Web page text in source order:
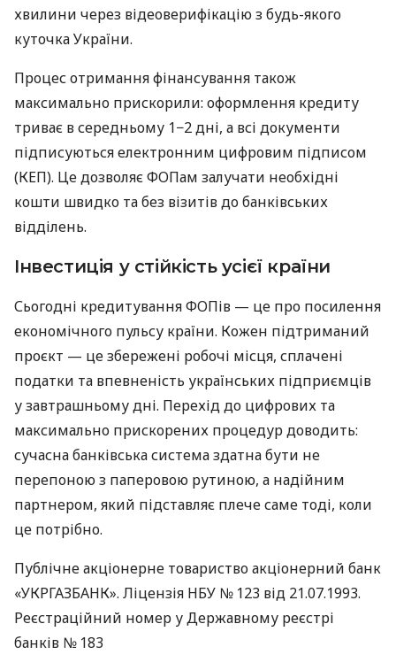
хвилини через відеоверифікацію з будь-якого
куточка України.
Процес отримання фінансування також
максимально прискорили: оформлення кредиту
триває в середньому 1−2 дні, а всі документи
підписуються електронним цифровим підписом
(КЕП). Це дозволяє ФОПам залучати необхідні
кошти швидко та без візитів до банківських
відділень.
Інвестиція у стійкість усієї країни
Сьогодні кредитування ФОПів — це про посилення
економічного пульсу країни. Кожен підтриманий
проєкт — це збережені робочі місця, сплачені
податки та впевненість українських підприємців
у завтрашньому дні. Перехід до цифрових та
максимально прискорених процедур доводить:
сучасна банківська система здатна бути не
перепоною з паперовою рутиною, а надійним
партнером, який підставляє плече саме тоді, коли
це потрібно.
Публічне акціонерне товариство акціонерний банк
«УКРГАЗБАНК». Ліцензія НБУ № 123 від 21.07.1993.
Реєстраційний номер у Державному реєстрі
банків № 183